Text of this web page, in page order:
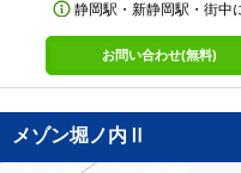
静岡駅・新静岡駅・街中
お問い合わせ(無料)
メゾン堀ノ内Ⅱ